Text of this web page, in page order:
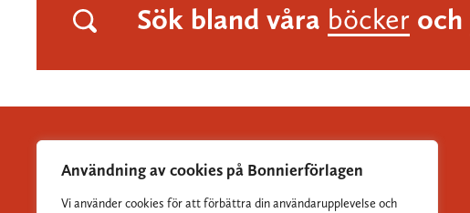
Användning av cookies på Bonnierförlagen
Vi använder cookies för att förbättra din användarupplevelse och
Sök bland våra böcker och